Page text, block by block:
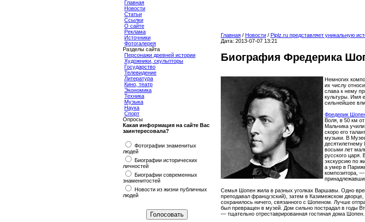
Главная
Новости
Статьи
Ссылки
О сайте
Реклама
Источники
Фотогалерея
Разделы сайта
Персонажи древней истории
Художники, скульпторы
Государство
Телевидение
Литература
Кино, театр
Экономика
Техника
Музыка
Наука
Спорт
Опросы
Какая информация на сайте Вас
заинтересовала?
Фотографии знаменитых
людей
Биографии исторических
личностей
Биографии современных
знаменитостей
Новости из жизни публичных
людей
Главная / Новости / Piplz.ru представляет уникальную
Дата: 2013-07-07 13:21
Биография Фредерика
Немногих
их числу
слава к нему
культуры. Имя
сильнейшее
Фредерик
Воля, в 50 км
Мальчика
скоро его
музыки. В
восьми лет
русского царя.
экскурсию по
а умер в
композитора, —
Семья Шопен жила в разных уголках Варшавы. Одно
преподавал французский), затем в Казимежском
сохранилось ничего, связанного с Шопеном. Лучше
был превращен в музей. Дом сильно пострадал в годы
— тщательно отреставрированная гостиная дома Шопен.